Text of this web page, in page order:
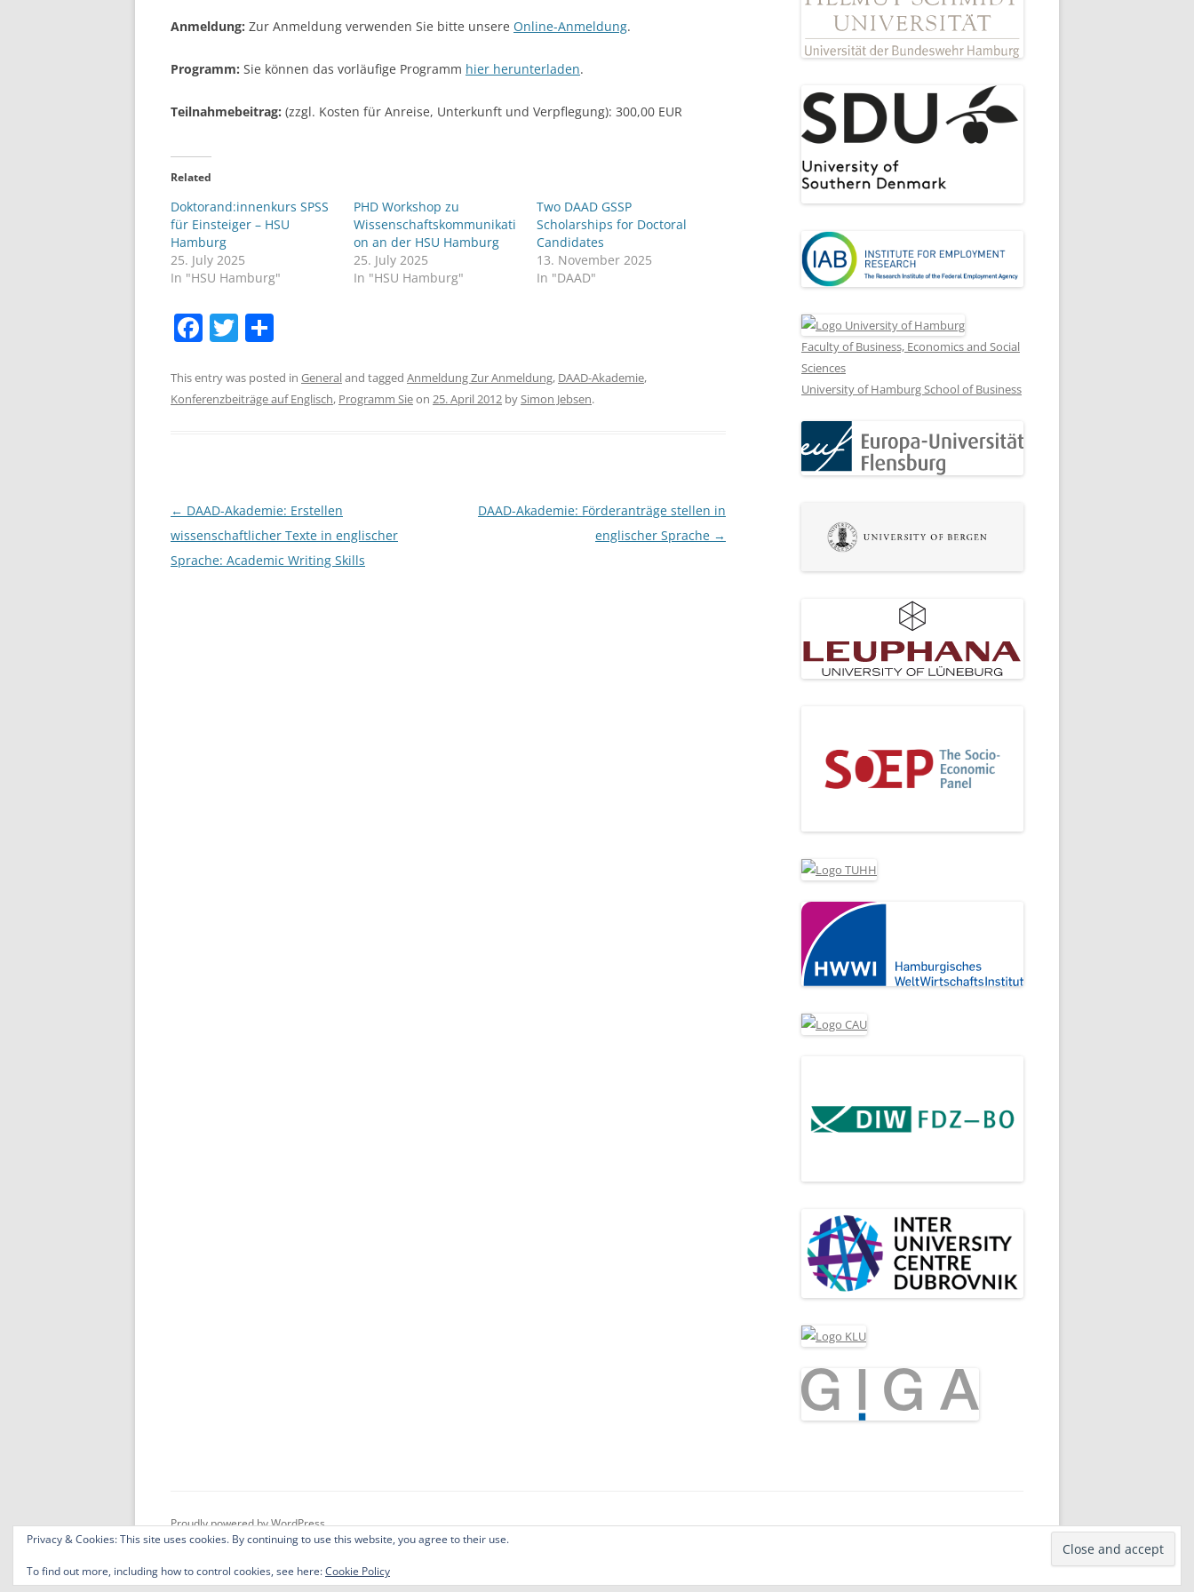
Anmeldung: Zur Anmeldung verwenden Sie bitte unsere Online-Anmeldung.
Programm: Sie können das vorläufige Programm hier herunterladen.
Teilnahmebeitrag: (zzgl. Kosten für Anreise, Unterkunft und Verpflegung): 300,00 EUR
Related
Doktorand:innenkurs SPSS
für Einsteiger – HSU
Hamburg
25. July 2025
In "HSU Hamburg"
PHD Workshop zu
Wissenschaftskommunikati
on an der HSU Hamburg
25. July 2025
In "HSU Hamburg"
Two DAAD GSSP
Scholarships for Doctoral
Candidates
13. November 2025
In "DAAD"
F
c
e
o
k
T
itt
er
ar
e
This entry was posted in Generaland tagged Anmeldung Zur Anmeldung, DAAD-Akademie,
Konferenzbeiträge auf Englisch, Programm Sieon 25. April 2012 bySimon Jebsen.
Post
navigation
← DAAD-Akademie: Erstellen
wissenschaftlicher Texte in englischer
Sprache: Academic Writing Skills
DAAD-Akademie: Förderanträge stellen in
englischer Sprache →
Faculty of Business, Economics and Social
Sciences
University of Hamburg School of Business
Proudly powered by WordPress
Privacy & Cookies: This site uses cookies. By continuing to use this website, you agree to their use.
To find out more, including how to control cookies, see here:Cookie Policy